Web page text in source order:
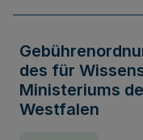
des für
Ministeriums
Westfalen